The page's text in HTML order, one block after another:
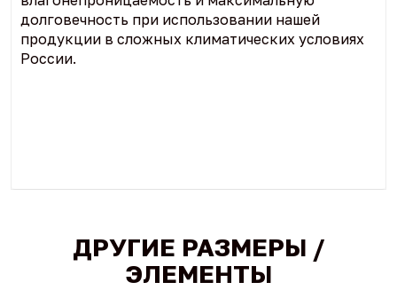
долговечность при использовании нашей
продукции в сложных климатических условиях
России.
ДРУГИЕ РАЗМЕРЫ /
ЭЛЕМЕНТЫ